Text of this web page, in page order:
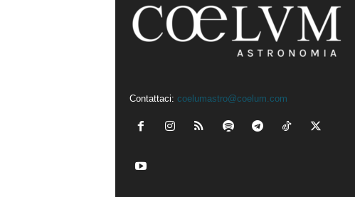
Contattaci: coelumastro@coelum.com